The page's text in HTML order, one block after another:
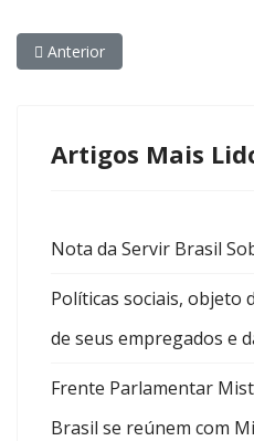
Artigo anterior: Nota da
Anterior
Artigos Mais
Nota da Servir Brasil
Políticas sociais, objeto
de seus empregados e
Frente Parlamentar
Brasil se reúnem com